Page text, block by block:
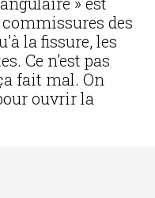
des
la fissure, les
Ce n’est pas
fait mal. On
ouvrir la